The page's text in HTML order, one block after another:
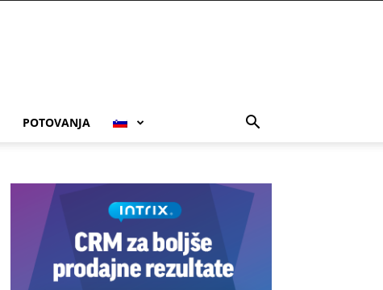
POTOVANJA